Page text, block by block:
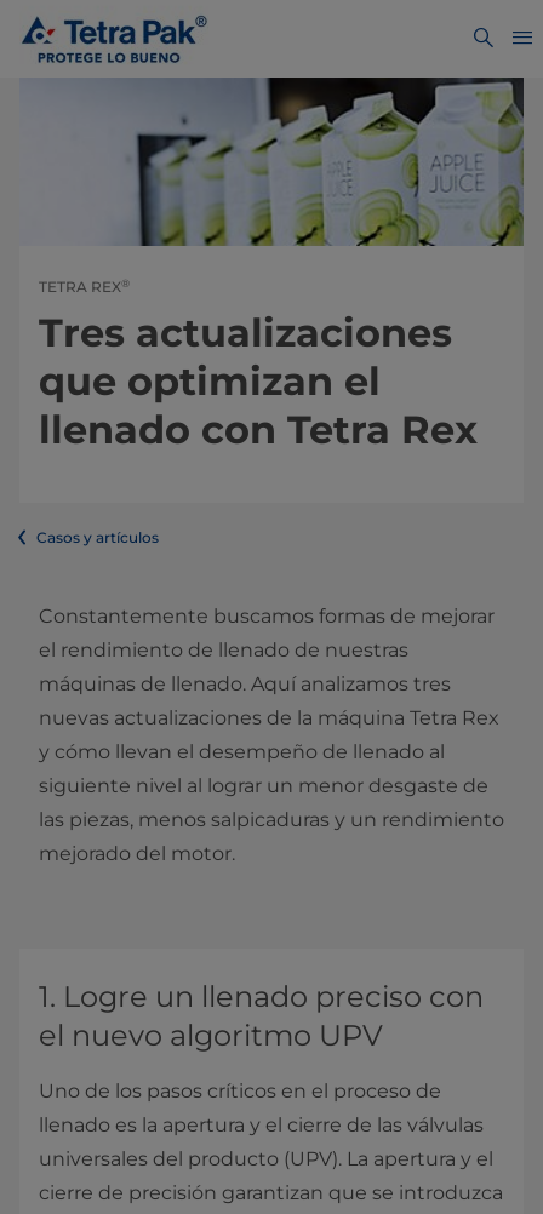
TETRA REX®
Tres actualizaciones
que optimizan el
llenado con Tetra Rex
Casos y artículos
Constantemente buscamos formas de mejorar
el rendimiento de llenado de nuestras
máquinas de llenado. Aquí analizamos tres
nuevas actualizaciones de la máquina Tetra Rex
y cómo llevan el desempeño de llenado al
siguiente nivel al lograr un menor desgaste de
las piezas, menos salpicaduras y un rendimiento
mejorado del motor.
1. Logre un llenado preciso con
el nuevo algoritmo UPV
Uno de los pasos críticos en el proceso de
llenado es la apertura y el cierre de las válvulas
universales del producto (UPV). La apertura y el
cierre de precisión garantizan que se introduzca